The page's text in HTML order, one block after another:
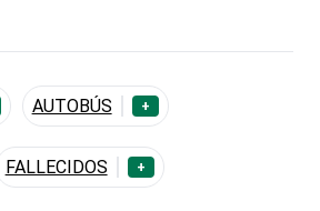
AUTOBÚS +
FALLECIDOS +